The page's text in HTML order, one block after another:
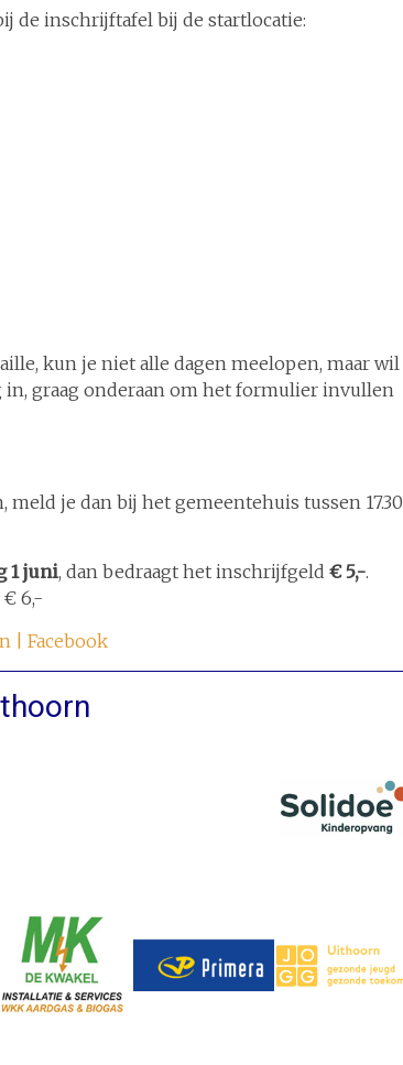
de inschrijftafel bij de startlocatie:
kun je niet alle dagen meelopen, maar wil
in, graag onderaan om het formulier invullen
je dan bij het gemeentehuis tussen 17.30
1 juni, dan bedraagt het inschrijfgeld € 5,-.
6,-
| Facebook